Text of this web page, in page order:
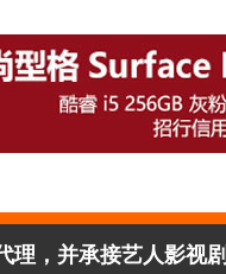
理，并承接艺人影视